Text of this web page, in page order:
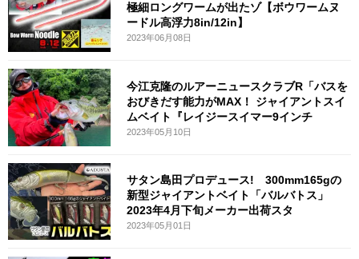
極細ロングワームが出たゾ【ボウワームヌ
ードル高浮力8in/12in】
2023年06月08日
今江克隆のルアーニュースクラブR「バスを
おびきだす能力がMAX！ ジャイアントスイ
ムベイト『レイジースイマー9インチ
2023年05月10日
サタン島田プロデュース! 300mm165gの
新型ジャイアントベイト「バルバトス」
2023年4月下旬メーカー出荷スタ
2023年05月01日